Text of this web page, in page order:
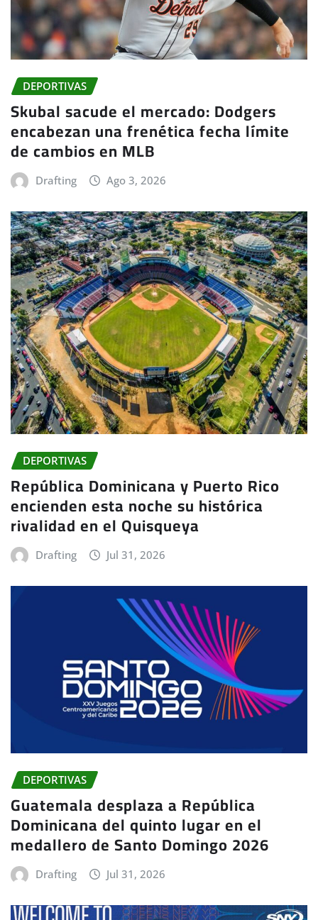
DEPORTIVAS
Skubal sacude el mercado: Dodgers
encabezan una frenética fecha límite
de cambios en MLB
Drafting Ago 3, 2026
DEPORTIVAS
República Dominicana y Puerto Rico
encienden esta noche su histórica
rivalidad en el Quisqueya
Drafting Jul 31, 2026
DEPORTIVAS
Guatemala desplaza a República
Dominicana del quinto lugar en el
medallero de Santo Domingo 2026
Drafting Jul 31, 2026